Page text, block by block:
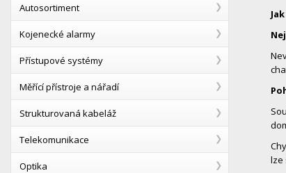
Autosortiment
Kojenecké alarmy
Přístupové systémy
Měřící přístroje a nářadí
Strukturovaná kabeláž
Telekomunikace
Optika
lze